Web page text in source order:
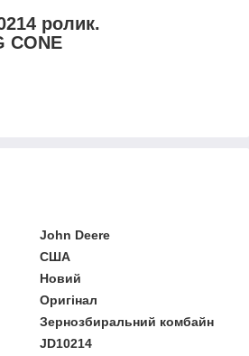
ролик.
CONE
John Deere
США
Новий
Оригінал
Зернозбиральний комбайн
JD10214